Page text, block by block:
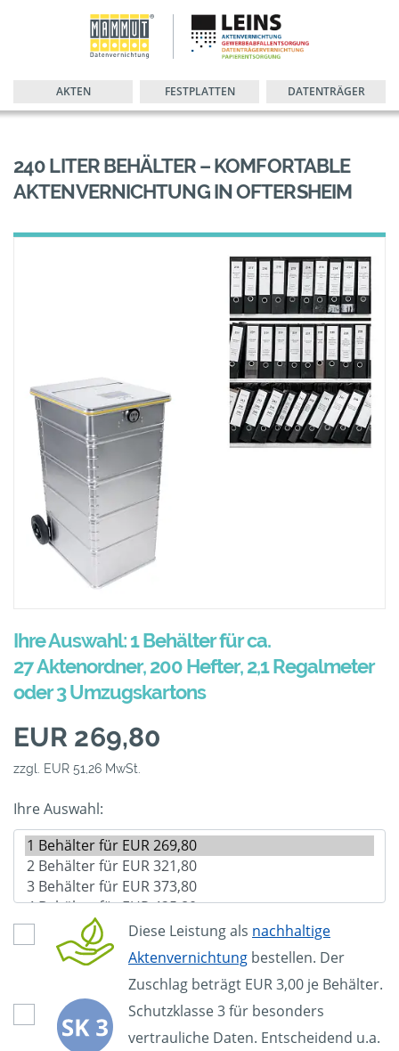
AKTEN FESTPLATTEN DATENTRÄGER
240 LITER BEHÄLTER – KOMFORTABLE
AKTENVERNICHTUNG IN OFTERSHEIM
Ihre Auswahl: 1 Behälter für ca.
27 Aktenordner, 200 Hefter, 2,1 Regalmeter
oder 3 Umzugskartons
EUR 269,80
zzgl. EUR 51,26 MwSt.
Ihre Auswahl:
Diese Leistung als nachhaltige
Aktenvernichtung bestellen. Der
Zuschlag beträgt EUR 3,00 je Behälter.
Schutzklasse 3 für besonders
vertrauliche Daten. Entscheidend u.a.